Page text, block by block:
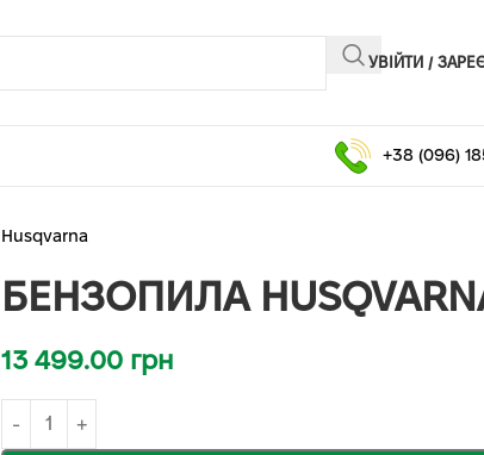
УВІЙТИ /
+38 (096)
Husqvarna
БЕНЗОПИЛА
13 499.00 грн